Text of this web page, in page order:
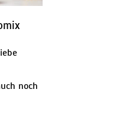
noch